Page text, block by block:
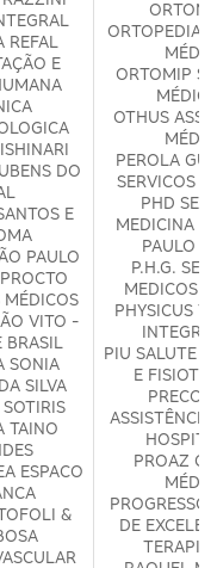
REFAL
E
DO
E
PAULO
MÉDICOS
VITO -
BRASIL
SONIA
SILVA
TAINO
ESPACO
&
ORTOPEDIA
ORTOMIP
OTHUS
PEROLA
SERVICOS
PHD
MEDICINA
PAULO
P.H.G.
MEDICOS
PHYSICUS
PIU SALUTE
E
PROAZ
PROGRESSO
DE
TERAPIA